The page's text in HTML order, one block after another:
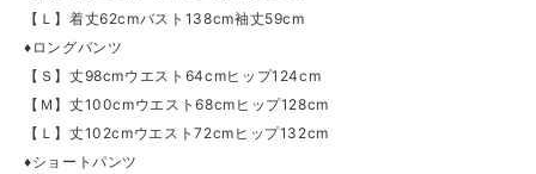
【Ｌ】着丈62cmバスト138cm袖丈59cm
♦ロングパンツ
【Ｓ】丈98cmウエスト64cmヒップ124cm
【Ｍ】丈100cmウエスト68cmヒップ128cm
【Ｌ】丈102cmウエスト72cmヒップ132cm
♦ショートパンツ